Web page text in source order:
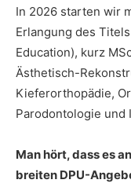
In 2026 starten wir
Erlangung des
Education), kurz
Ästhetisch-
Kieferorthopädie,
Parodontologie und
Man hört, dass es
breiten DPU-